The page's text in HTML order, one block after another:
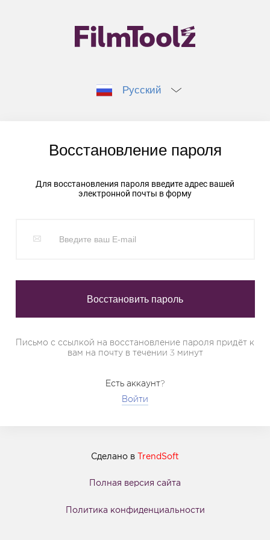
Русский
Восстановление пароля
Для восстановления пароля введите адрес вашей
электронной почты в форму
Письмо с ссылкой на восстановление пароля придёт к
вам на почту в течении 3 минут
Есть аккаунт?
Войти
Сделано в TrendSoft
Полная версия сайта
Политика конфиденциальности